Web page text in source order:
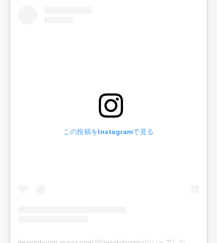
この投稿をInstagramで見る